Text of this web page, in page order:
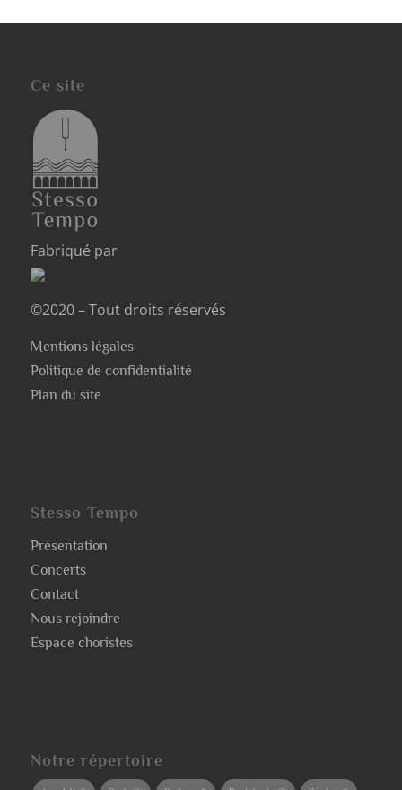
Ce site
Fabriqué par
©2020 – Tout droits réservés
Mentions légales
Politique de confidentialité
Plan du site
Stesso Tempo
Présentation
Concerts
Contact
Nous rejoindre
Espace choristes
Notre répertoire